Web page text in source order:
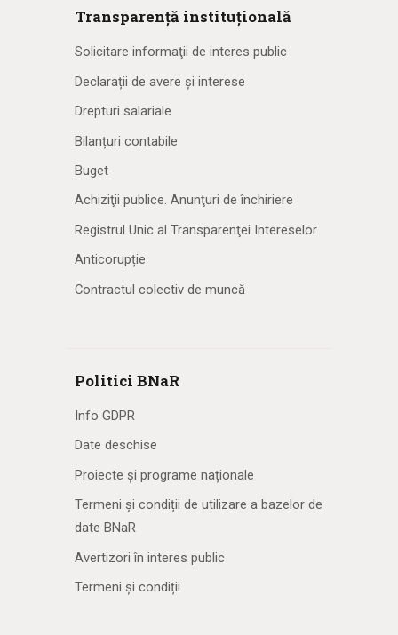
Transparență instituțională
Solicitare informaţii de interes public
Declarații de avere și interese
Drepturi salariale
Bilanțuri contabile
Buget
Achiziţii publice. Anunţuri de închiriere
Registrul Unic al Transparenţei Intereselor
Anticorupție
Contractul colectiv de muncă
Politici BNaR
Info GDPR
Date deschise
Proiecte și programe naționale
Termeni și condiții de utilizare a bazelor de
date BNaR
Avertizori în interes public
Termeni și condiții